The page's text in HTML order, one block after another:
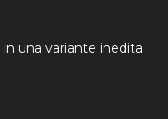
in una variante inedita